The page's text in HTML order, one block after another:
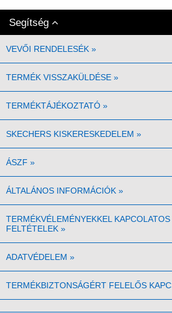
Segítség
VEVŐI RENDELESÉK »
TERMÉK VISSZAKÜLDÉSE »
TERMÉKTÁJÉKOZTATÓ »
SKECHERS KISKERESKEDELEM »
ÁSZF »
ÁLTALÁNOS INFORMÁCIÓK »
TERMÉKVÉLEMÉNYEKKEL
FELTÉTELEK »
ADATVÉDELEM »
TERMÉKBIZTONSÁGÉRT FELELŐS